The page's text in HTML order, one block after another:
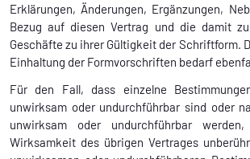
Erklärungen, Änderungen, Ergänzungen,
Bezug auf diesen Vertrag und die damit
Geschäfte zu ihrer Gültigkeit der Schriftform.
Einhaltung der Formvorschriften bedarf
Für den Fall, dass einzelne
unwirksam oder undurchführbar sind oder
unwirksam oder undurchführbar
Wirksamkeit des übrigen Vertrages